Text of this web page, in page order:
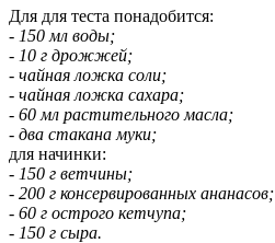
Для для теста понадобится:
- 150 мл воды;
- 10 г дрожжей;
- чайная ложка соли;
- чайная ложка сахара;
- 60 мл растительного масла;
- два стакана муки;
для начинки:
- 150 г ветчины;
- 200 г консервированных ананасов;
- 60 г острого кетчупа;
- 150 г сыра.